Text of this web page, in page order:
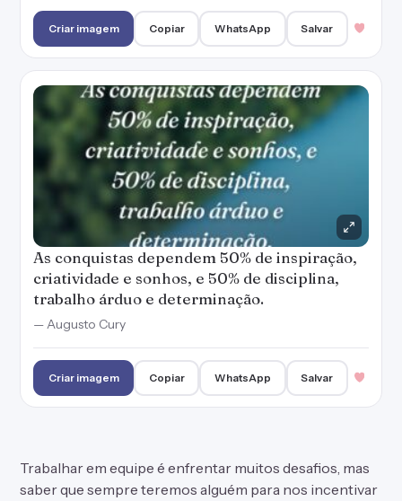
Criar imagem Copiar WhatsApp Salvar
As conquistas dependem 50% de inspiração,
criatividade e sonhos, e 50% de disciplina,
trabalho árduo e determinação.
— Augusto Cury
Criar imagem Copiar WhatsApp Salvar
Trabalhar em equipe é enfrentar muitos desafios, mas
saber que sempre teremos alguém para nos incentivar